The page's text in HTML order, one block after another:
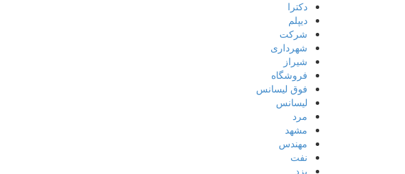
دکترا
دیپلم
شرکت
شهرداری
شیراز
فروشگاه
فوق لیسانس
لیسانس
مرد
مشهد
مهندس
نفت
یزد